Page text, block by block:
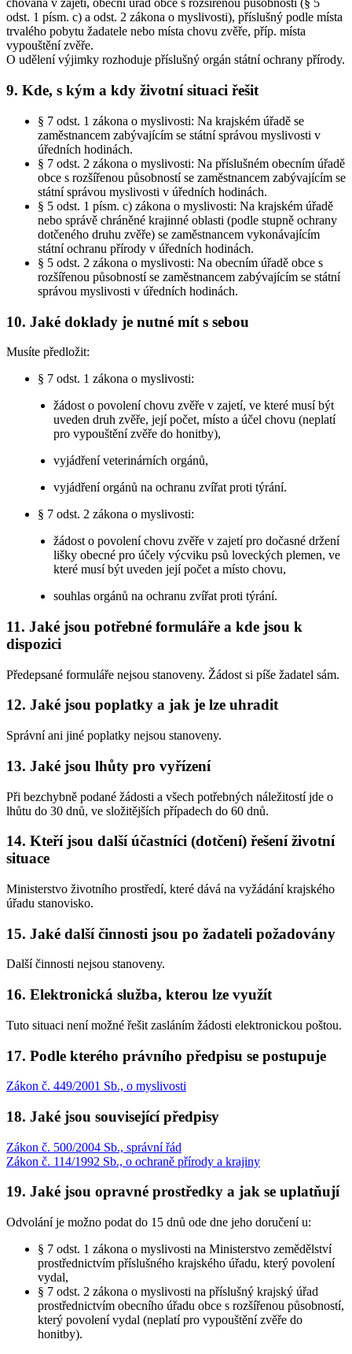
chována v zajetí, obecní úřad obce s rozšířenou působností (§ 5
odst. 1 písm. c) a odst. 2 zákona o myslivosti), příslušný podle místa
trvalého pobytu žadatele nebo místa chovu zvěře, příp. místa
vypouštění zvěře.
O udělení výjimky rozhoduje příslušný orgán státní ochrany přírody.
9. Kde, s kým a kdy životní situaci řešit
§ 7 odst. 1 zákona o myslivosti: Na krajském úřadě se
zaměstnancem zabývajícím se státní správou myslivosti v
úředních hodinách.
§ 7 odst. 2 zákona o myslivosti: Na příslušném obecním úřadě
obce s rozšířenou působností se zaměstnancem zabývajícím se
státní správou myslivosti v úředních hodinách.
§ 5 odst. 1 písm. c) zákona o myslivosti: Na krajském úřadě
nebo správě chráněné krajinné oblasti (podle stupně ochrany
dotčeného druhu zvěře) se zaměstnancem vykonávajícím
státní ochranu přírody v úředních hodinách.
§ 5 odst. 2 zákona o myslivosti: Na obecním úřadě obce s
rozšířenou působností se zaměstnancem zabývajícím se státní
správou myslivosti v úředních hodinách.
10. Jaké doklady je nutné mít s sebou
Musíte předložit:
§ 7 odst. 1 zákona o myslivosti:
žádost o povolení chovu zvěře v zajetí, ve které musí být
uveden druh zvěře, její počet, místo a účel chovu (neplatí
pro vypouštění zvěře do honitby),
vyjádření veterinárních orgánů,
vyjádření orgánů na ochranu zvířat proti týrání.
§ 7 odst. 2 zákona o myslivosti:
žádost o povolení chovu zvěře v zajetí pro dočasné držení
lišky obecné pro účely výcviku psů loveckých plemen, ve
které musí být uveden její počet a místo chovu,
souhlas orgánů na ochranu zvířat proti týrání.
11. Jaké jsou potřebné formuláře a kde jsou k
dispozici
Předepsané formuláře nejsou stanoveny. Žádost si píše žadatel sám.
12. Jaké jsou poplatky a jak je lze uhradit
Správní ani jiné poplatky nejsou stanoveny.
13. Jaké jsou lhůty pro vyřízení
Při bezchybně podané žádosti a všech potřebných náležitostí jde o
lhůtu do 30 dnů, ve složitějších případech do 60 dnů.
14. Kteří jsou další účastníci (dotčení) řešení životní
situace
Ministerstvo životního prostředí, které dává na vyžádání krajského
úřadu stanovisko.
15. Jaké další činnosti jsou po žadateli požadovány
Další činnosti nejsou stanoveny.
16. Elektronická služba, kterou lze využít
Tuto situaci není možné řešit zasláním žádosti elektronickou poštou.
17. Podle kterého právního předpisu se postupuje
Zákon č. 449/2001 Sb., o myslivosti
18. Jaké jsou související předpisy
Zákon č. 500/2004 Sb., správní řád
Zákon č. 114/1992 Sb., o ochraně přírody a krajiny
19. Jaké jsou opravné prostředky a jak se uplatňují
Odvolání je možno podat do 15 dnů ode dne jeho doručení u:
§ 7 odst. 1 zákona o myslivosti na Ministerstvo zemědělství
prostřednictvím příslušného krajského úřadu, který povolení
vydal,
§ 7 odst. 2 zákona o myslivosti na příslušný krajský úřad
prostřednictvím obecního úřadu obce s rozšířenou působností,
který povolení vydal (neplatí pro vypouštění zvěře do
honitby).